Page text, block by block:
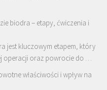
biodra – etapy, ćwiczenia i
jest kluczowym etapem, który
operacji oraz powrocie do …
właściwości i wpływ na